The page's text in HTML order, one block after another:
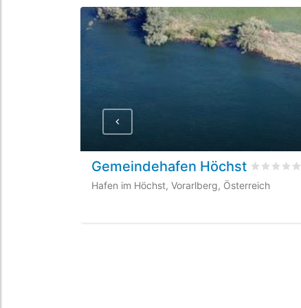
Gemeindehafen Höchst bewertet0
Hafen im Höchst, Vorarlberg, Österreich